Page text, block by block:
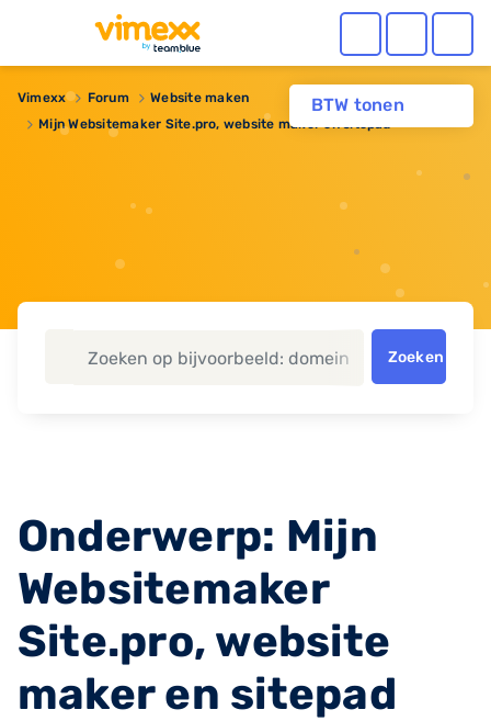
BTW tonen
Vimexx Forum
Website maken
Mijn Websitemaker Site.pro, website maker en sitepad
Zoeken
Onderwerp: Mijn
Websitemaker
Site.pro, website
maker en sitepad